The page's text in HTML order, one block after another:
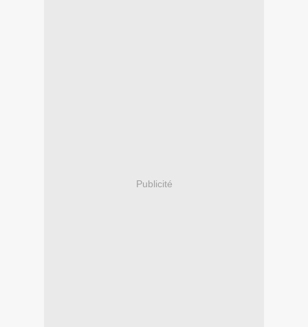
Publicité